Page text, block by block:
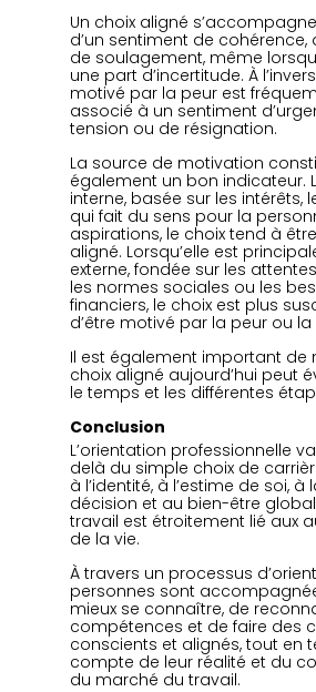
Un choix aligné
d’un sentiment de cohérence,
de soulagement, même
une part d’incertitude. À
motivé par la peur est
associé à un sentiment
tension ou de résignation.
La source de motivation
également un bon indicateur.
interne, basée sur les intérêts,
qui fait du sens pour la
aspirations, le choix tend à
aligné. Lorsqu’elle est
externe, fondée sur les
les normes sociales ou les
financiers, le choix est plus
d’être motivé par la peur ou la
Il est également important de
choix aligné aujourd’hui peut
le temps et les différentes
Conclusion
L’orientation professionnelle
delà du simple choix de
à l’identité, à l’estime de soi, à
décision et au bien-être
travail est étroitement lié aux
de la vie.
À travers un processus
personnes sont
mieux se connaître, de
compétences et de faire des
conscients et alignés, tout en
compte de leur réalité et du
du marché du travail.